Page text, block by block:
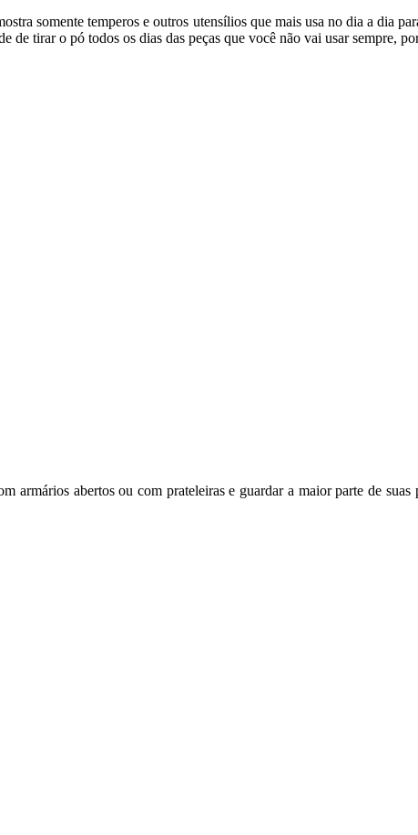
somente temperos e outros utensílios que mais usa no dia a dia
de tirar o pó todos os dias das peças que você não vai usar sempre,
armários abertos ou com prateleiras e guardar a maior parte de